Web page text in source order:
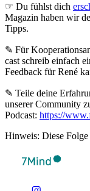
☞ Du fühlst dich
Magazin haben wir
Tipps.
✎ Für
cast schreib ein­fach
Feedback für René
✎ Teile deine
unserer Community
Podcast: https://
Hinweis: Diese